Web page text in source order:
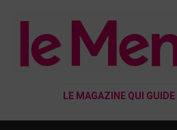
LE MAGAZINE QUI